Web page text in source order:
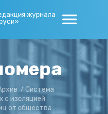
журнала
/ Система
с изоляцией
от общества: